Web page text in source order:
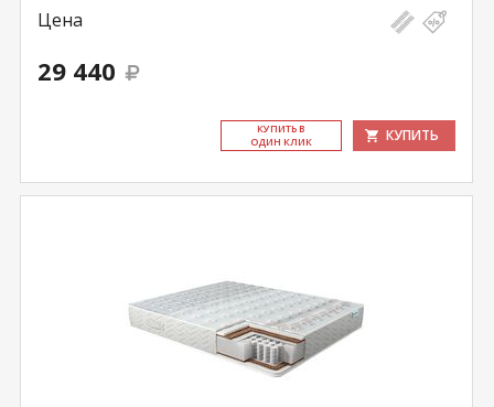
Цена
29 440
КУ­ПИТЬ В
ОДИН КЛИК
КУПИТЬ